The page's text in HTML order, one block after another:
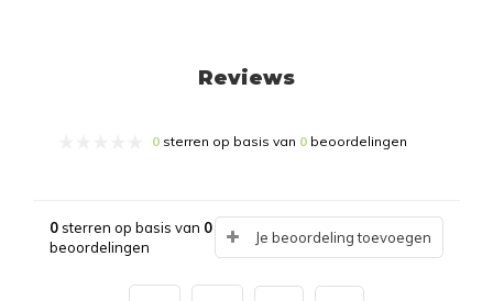
Reviews
0 sterren op basis van 0 beoordelingen
0sterren op basis van 0
beoordelingen
Je beoordeling toevoegen